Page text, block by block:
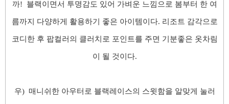
까! 블랙이면서 투명감도 있어 가벼운 느낌으로 봄부터 한 여
름까지 다양하게 활용하기 좋은 아이템이 다. 리조트 감각으로
코디한 후 팝컬러의 클러치로 포인트를 주면 기분좋은 옷차림
이 될 것이다.
우) 매니쉬한 아우터로 블랙레이스의 스윗함을 알맞게 눌러